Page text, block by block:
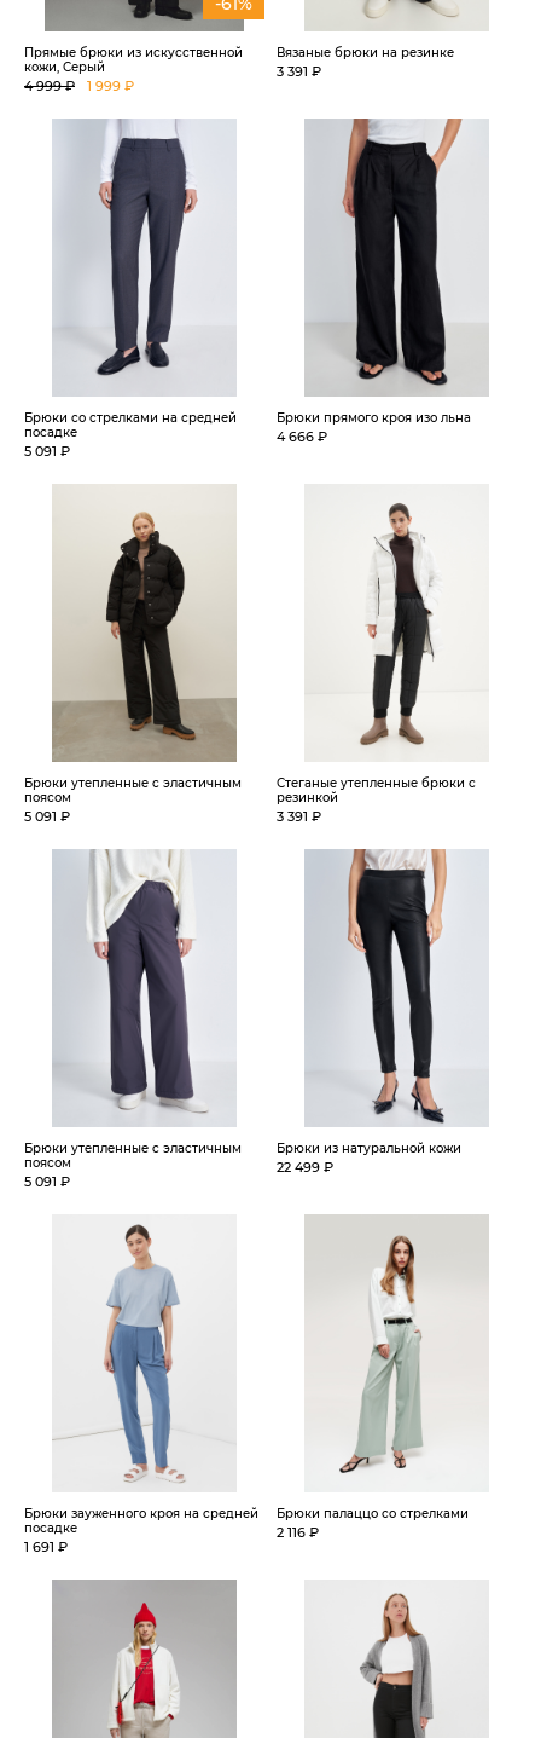
Прямые брюки из искусственной
кожи, Серый
4 999 ₽ 1 999 ₽
Вязаные брюки на резинке
3 391 ₽
Брюки со стрелками на средней
посадке
5 091 ₽
Брюки прямого кроя изо льна
4 666 ₽
Брюки утепленные с эластичным
поясом
5 091 ₽
Стеганые утепленные брюки с
резинкой
3 391 ₽
Брюки утепленные с эластичным
поясом
5 091 ₽
Брюки из натуральной кожи
22 499 ₽
Брюки зауженного кроя на средней
посадке
1 691 ₽
Брюки палаццо со стрелками
2 116 ₽